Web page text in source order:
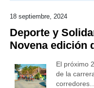
18 septiembre, 2024
Deporte y
Novena edición
El próximo
de la
corredores…